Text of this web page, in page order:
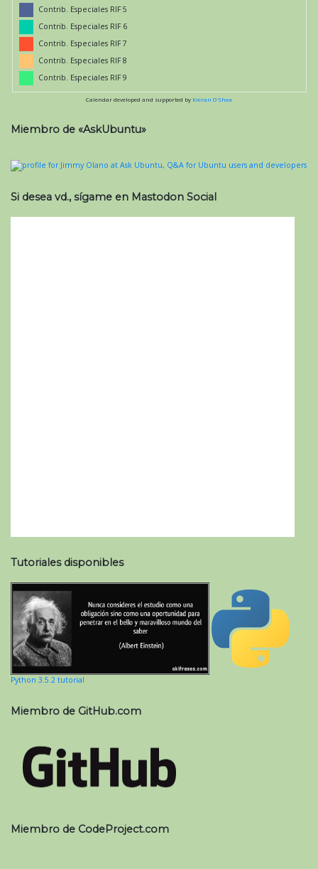
Contrib. Especiales RIF 5
Contrib. Especiales RIF 6
Contrib. Especiales RIF 7
Contrib. Especiales RIF 8
Contrib. Especiales RIF 9
Calendar developed and supported by Kieran O'Shea
Miembro de «AskUbuntu»
Si desea vd., sígame en Mastodon Social
Tutoriales disponibles
Python 3.5.2 tutorial
Miembro de GitHub.com
Miembro de CodeProject.com